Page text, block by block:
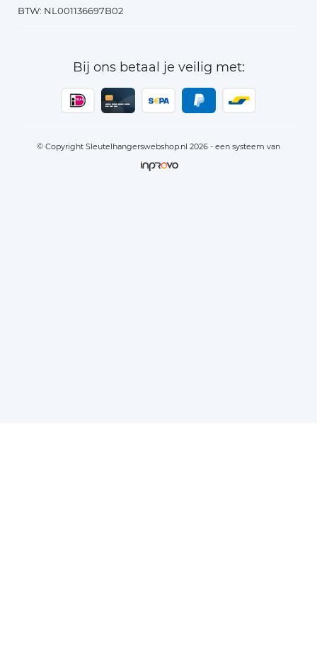
BTW: NL001136697B02
Bij ons betaal je veilig met:
© Copyright Sleutelhangerswebshop.nl 2026 - een systeem van